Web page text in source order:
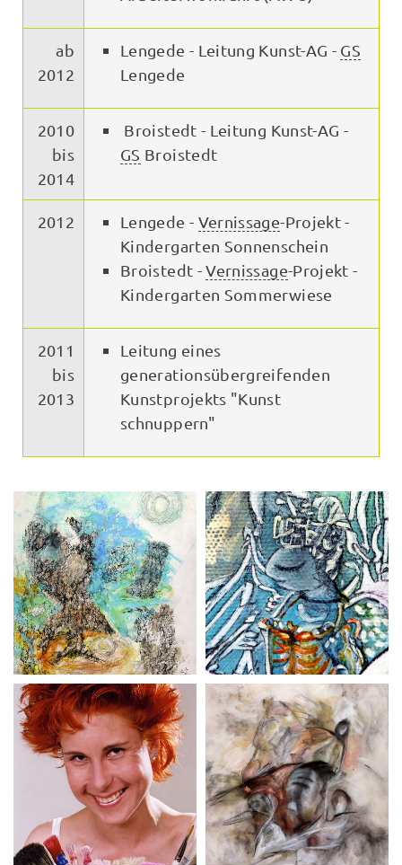
ab
2012
Lengede - Leitung Kunst-AG - GS
Lengede
2010
bis
2014
Broistedt - Leitung Kunst-AG -
GS Broistedt
2012 Lengede - Vernissage-Projekt -
Kindergarten Sonnenschein
Broistedt -Vernissage-Projekt -
Kindergarten Sommerwiese
2011
bis
2013
Leitung eines
generationsübergreifenden
Kunstprojekts "Kunst
schnuppern"